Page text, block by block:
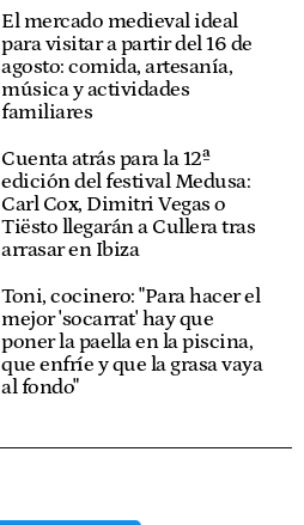
El mercado medieval ideal
para visitar a partir del 16 de
agosto: comida, artesanía,
música y actividades
familiares
Cuenta atrás para la 12ª
edición del festival Medusa:
Carl Cox, Dimitri Vegas o
Tiësto llegarán a Cullera tras
arrasar en Ibiza
Toni, cocinero: "Para hacer el
mejor 'socarrat' hay que
poner la paella en la piscina,
que enfríe y que la grasa vaya
al fondo"